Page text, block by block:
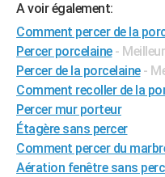
GUIDES D'ACHAT
BONS PLANS
CARTE DE VOEUX
Carte de Noël
Carte Bonne année
Carte Saint-Valentin
Carte Pâques
Carte d'anniversaire
DICTIONNAIRE
Dictionnaire
Biographies
Citations
Expressions
Proverbes
PROGRAMME TV
A voir également:
Comment percer de la
Percer porcelaine -
Percer de la porcelaine -
Comment recoller de la
Percer mur porteur
Étagère sans percer
Comment percer du
Aération fenêtre sans